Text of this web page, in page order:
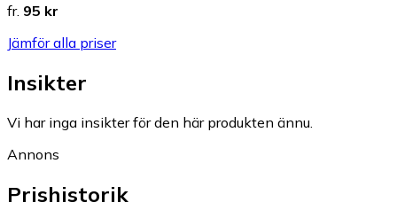
fr. 95 kr
Jämför alla priser
Insikter
Vi har inga insikter för den här produkten ännu.
Annons
Prishistorik